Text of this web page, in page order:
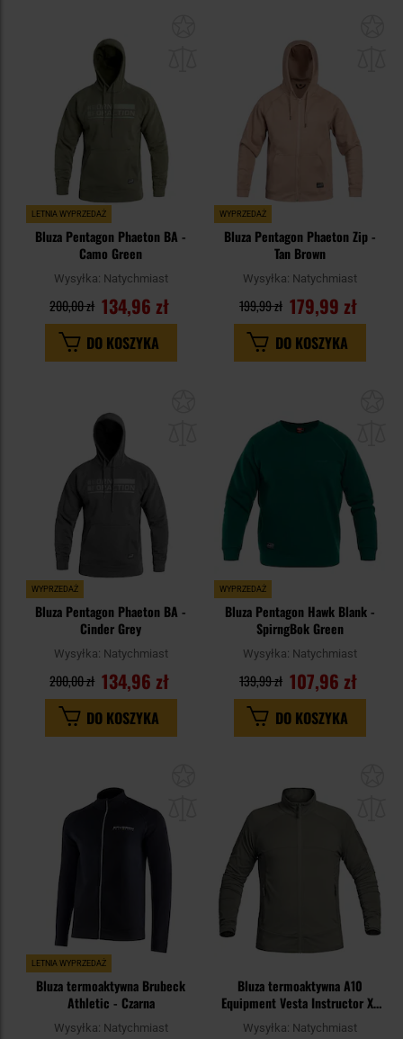
LETNIA WYPRZEDAŻ
Bluza Pentagon Phaeton BA -
Camo Green
Wysyłka: Natychmiast
134,96 zł
200,00 zł
DO KOSZYKA
WYPRZEDAŻ
Bluza Pentagon Phaeton Zip -
Tan Brown
Wysyłka: Natychmiast
179,99 zł
199,99 zł
DO KOSZYKA
schowka
WYPRZEDAŻ
Bluza Pentagon Phaeton BA -
Cinder Grey
Wysyłka: Natychmiast
134,96 zł
200,00 zł
DO KOSZYKA
WYPRZEDAŻ
Bluza Pentagon Hawk Blank -
SpirngBok Green
Wysyłka: Natychmiast
107,96 zł
139,99 zł
DO KOSZYKA
schowka
LETNIA WYPRZEDAŻ
Bluza termoaktywna Brubeck
Athletic - Czarna
Wysyłka: Natychmiast
Bluza termoaktywna A10
Equipment Vesta Instructor X-
Move - Olive Green
Wysyłka: Natychmiast